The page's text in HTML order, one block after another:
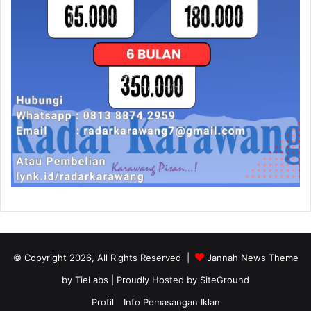
© Copyright 2026, All Rights Reserved |
Jannah News Theme
by TieLabs | Proudly Hosted by SiteGround
Profil
Info Pemasangan Iklan